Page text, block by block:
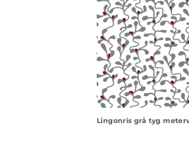
Lingonris grå tyg